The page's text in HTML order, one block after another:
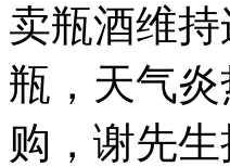
卖瓶酒维
瓶，天气
购，谢先